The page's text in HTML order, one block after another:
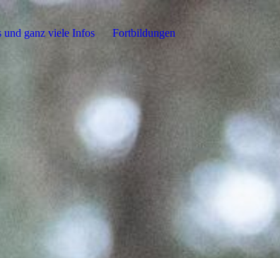
und ganz viele Infos Fortbildungen